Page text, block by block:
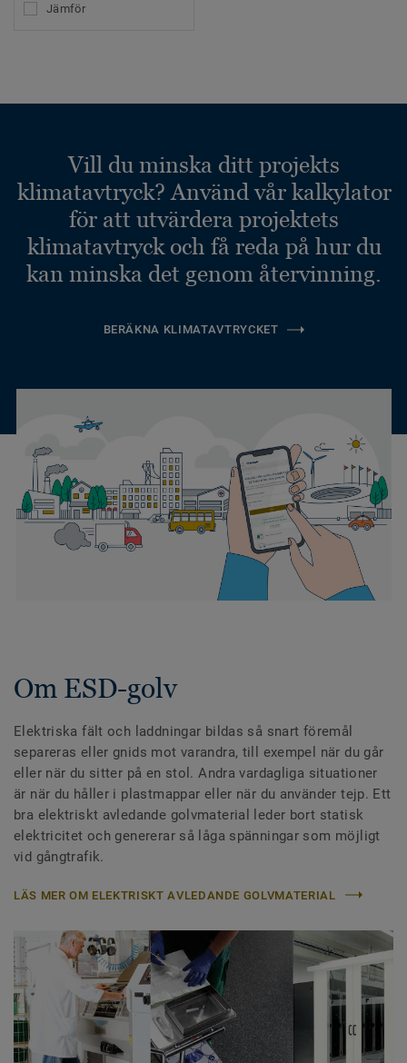
Jämför
Vill du minska ditt projekts
klimatavtryck? Använd vår kalkylator
för att utvärdera projektets
klimatavtryck och få reda på hur du
kan minska det genom återvinning.
BERÄKNA KLIMATAVTRYCKET
Om ESD-golv
Elektriska fält och laddningar bildas så snart föremål
separeras eller gnids mot varandra, till exempel när du går
eller när du sitter på en stol. Andra vardagliga situationer
är när du håller i plastmappar eller när du använder tejp. Ett
bra elektriskt avledande golvmaterial leder bort statisk
elektricitet och genererar så låga spänningar som möjligt
vid gångtrafik.
LÄS MER OM ELEKTRISKT AVLEDANDE GOLVMATERIAL